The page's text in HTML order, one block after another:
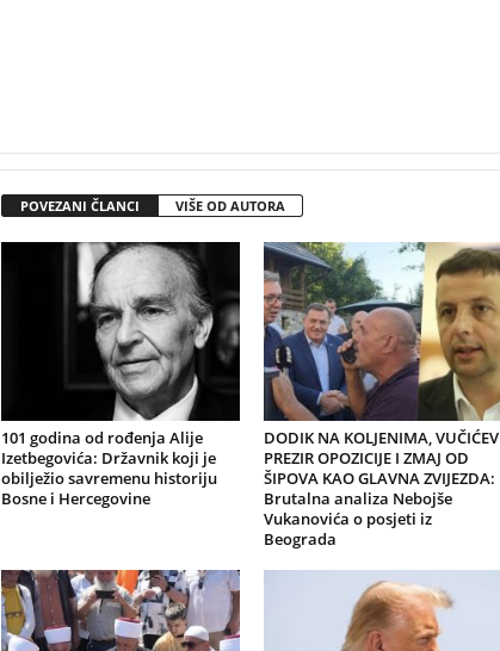
POVEZANI ČLANCI VIŠE OD AUTORA
101 godina od rođenja Alije
Izetbegovića: Državnik koji je
obilježio savremenu historiju
Bosne i Hercegovine
DODIK NA KOLJENIMA, VUČIĆEV
PREZIR OPOZICIJE I ZMAJ OD
ŠIPOVA KAO GLAVNA ZVIJEZDA:
Brutalna analiza Nebojše
Vukanovića o posjeti iz
Beograda